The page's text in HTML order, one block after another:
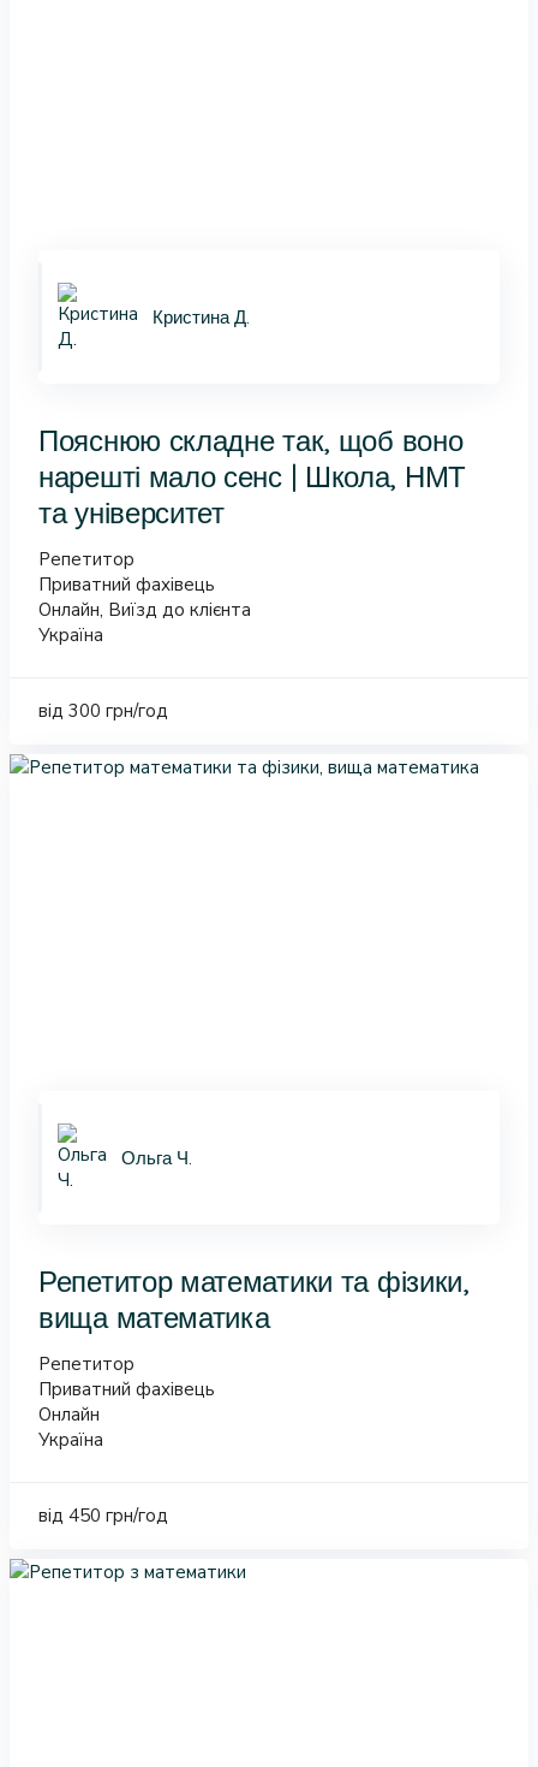
Кристина Д.
Пояснюю складне так, щоб воно
нарешті мало сенс | Школа, НМТ
та університет
Репетитор
Приватний фахівець
Онлайн, Виїзд до клієнта
Україна
від 300 грн/год
Ольга Ч.
Репетитор математики та фізики,
вища математика
Репетитор
Приватний фахівець
Онлайн
Україна
від 450 грн/год